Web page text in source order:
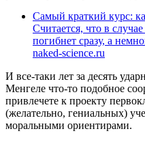
Самый краткий курс:
Считается, что в
погибнет сразу, а
naked-science.ru
И все-таки лет за десять
Менгеле что-то подобное
привлечете к проекту
(желательно, гениальных)
моральными ориентирами.